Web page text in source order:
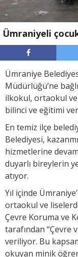
Ümraniyeli
Ümraniye
Müdürlüğü’ne
ilkokul, ortaokul
bilinci ve eğitimi
En temiz ilçe
Belediyesi,
hizmetlerine
duyarlı bireylerin
atıyor.
Yıl içinde
ortaokul ve
Çevre Koruma ve
tarafından “Çevre
veriliyor. Bu
okuyan minik